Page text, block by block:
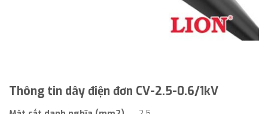
Thông tin dây điện đơn CV-2.5-0.6/1kV